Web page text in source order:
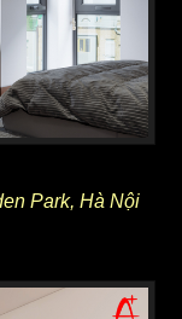
Park, Hà Nội